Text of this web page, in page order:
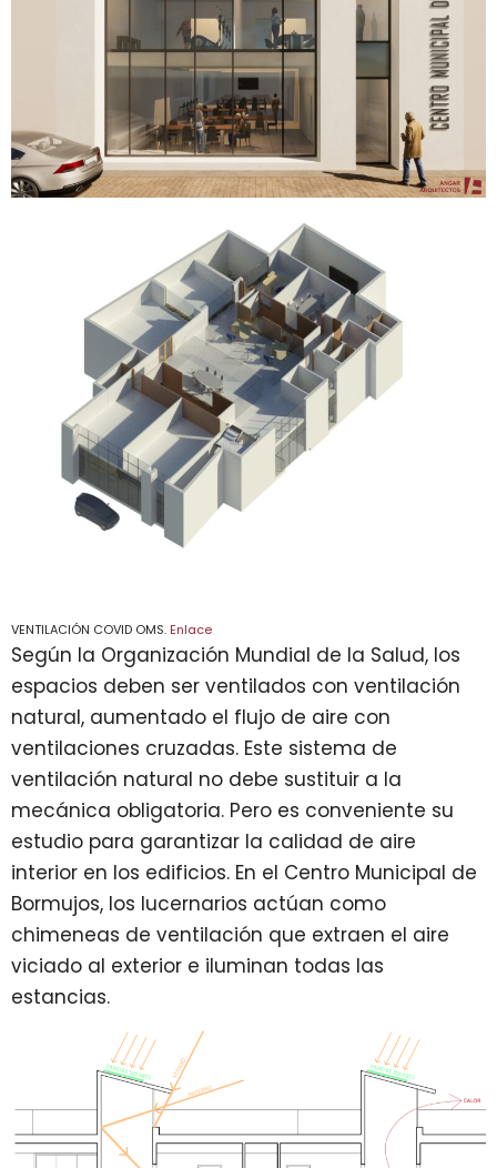
VENTILACIÓN COVID OMS. Enlace
Según la Organización Mundial de la Salud, los
espacios deben ser ventilados con ventilación
natural, aumentado el flujo de aire con
ventilaciones cruzadas. Este sistema de
ventilación natural no debe sustituir a la
mecánica obligatoria. Pero es conveniente su
estudio para garantizar la calidad de aire
interior en los edificios. En el Centro Municipal de
Bormujos, los lucernarios actúan como
chimeneas de ventilación que extraen el aire
viciado al exterior e iluminan todas las
estancias.